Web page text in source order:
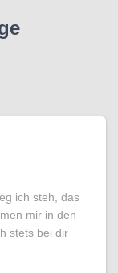
ich steh, das
mir in den
stets bei dir